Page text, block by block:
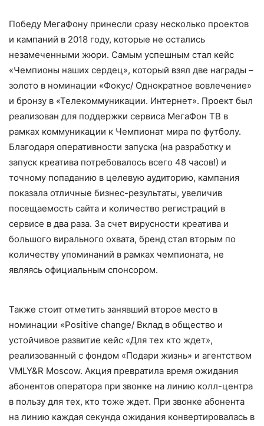
Победу МегаФону принесли сразу несколько проектов
и кампаний в 2018 году, которые не остались
незамеченными жюри. Самым успешным стал кейс
«Чемпионы наших сердец», который взял две награды –
золото в номинации «Фокус/ Однократное вовлечение»
и бронзу в «Телекоммуникации. Интернет». Проект был
реализован для поддержки сервиса МегаФон ТВ в
рамках коммуникации к Чемпионат мира по футболу.
Благодаря оперативности запуска (на разработку и
запуск креатива потребовалось всего 48 часов!) и
точному попаданию в целевую аудиторию, кампания
показала отличные бизнес-результаты, увеличив
посещаемость сайта и количество регистраций в
сервисе в два раза. За счет вирусности креатива и
большого вирального охвата, бренд стал вторым по
количеству упоминаний в рамках чемпионата, не
являясь официальным спонсором.
Также стоит отметить занявший второе место в
номинации «Positive change/ Вклад в общество и
устойчивое развитие кейс «Для тех кто ждет»,
реализованный с фондом «Подари жизнь» и агентством
VMLY&R Moscow. Акция превратила время ожидания
абонентов оператора при звонке на линию колл-центра
в пользу для тех, кто тоже ждет. При звонке абонента
на линию каждая секунда ожидания конвертировалась в